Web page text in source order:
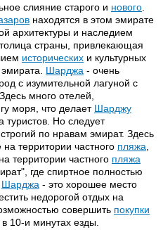
Marco Polo 3*
Maredias 3*
Marriott JW Hotel 5*
Mayfair Holiday Villa Hotel 3*
Metropolitan Deira 4*
Metropolitan Dubai 5*
Metropolitan Palace 5*
Metropolitan Resort & Beach
Club 5*
Montana 3*
Nihal 3*
Novotel 4*
слияние старого и нового
находятся в этом эмирате
архитектуры и наследием
страны, привлекающая
исторических и культурных
Шарджа - очень
с изумительной лагуной с
много отелей,
моря, что делает Шарджу
Но следует
по нравам эмират. Здесь
на территории частного пляжа
территории частного пляжа
где спиртное полностью
Шарджа - это хорошее место
недорогой отдых на
совершить покупки
10-и минутах езды.